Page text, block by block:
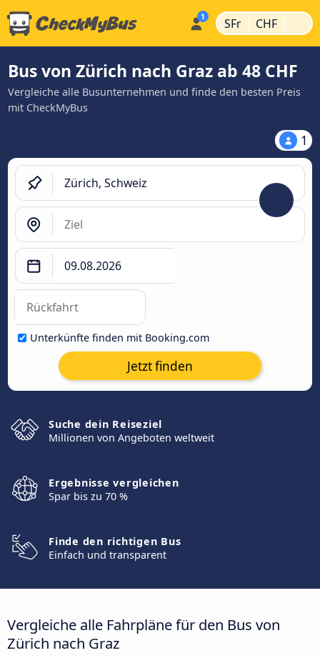
SFr | CHF |
Bus von Zürich nach Graz ab 48 CHF
Vergleiche alle Busunternehmen und finde den besten Preis
mit CheckMyBus
1
Unterkünfte finden mit Booking.com
Jetzt finden
Suche dein Reiseziel
Millionen von Angeboten weltweit
Ergebnisse vergleichen
Spar bis zu 70 %
Finde den richtigen Bus
Einfach und transparent
Vergleiche alle Fahrpläne für den Bus von
Zürich nach Graz